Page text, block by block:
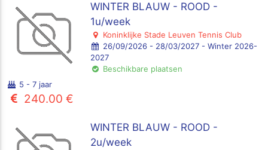
WINTER BLAUW - ROOD -
1u/week
Koninklijke Stade Leuven Tennis Club
26/09/2026 - 28/03/2027 - Winter 2026-
2027
Beschikbare plaatsen
5 - 7 jaar
240.00 €
WINTER BLAUW - ROOD -
2u/week